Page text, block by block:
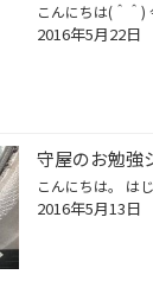
2016年5月22日
守屋のお勉
2016年5月13日